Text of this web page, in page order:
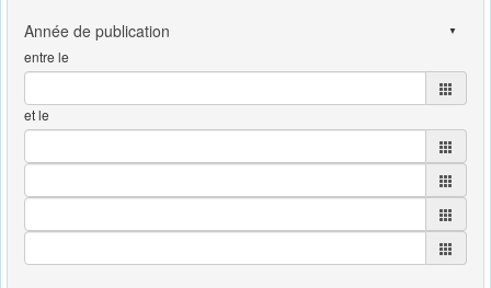
entre le
et le